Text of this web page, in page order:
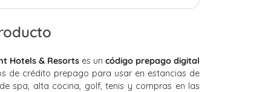
Hotels & Resorts es un código prepago digital
de crédito prepago para usar en estancias de
spa, alta cocina, golf, tenis y compras en las